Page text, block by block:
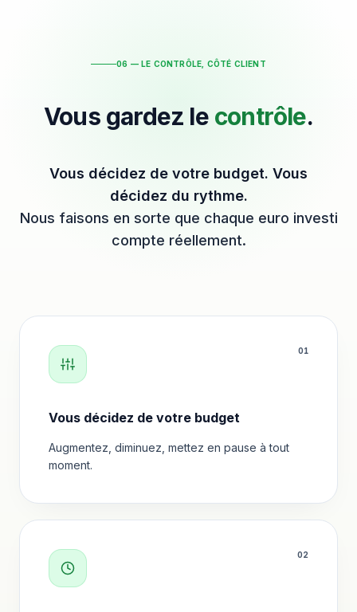
06 — LE CONTRÔLE, CÔTÉ CLIENT
Vous gardez le contrôle.
Vous décidez de votre budget. Vous
décidez du rythme.
Nous faisons en sorte que chaque euro investi
compte réellement.
01
Vous décidez de votre budget
Augmentez, diminuez, mettez en pause à tout
moment.
02